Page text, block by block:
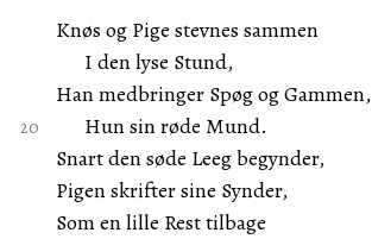
Knøs og Pige stevnes sammen
I den lyse Stund,
Han medbringer Spøg og Gammen,
Hun sin røde Mund.
Snart den søde Leeg begynder,
Pigen skrifter sine Synder,
Som en lille Rest tilbage